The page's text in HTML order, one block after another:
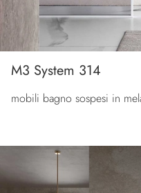
M3 System 314